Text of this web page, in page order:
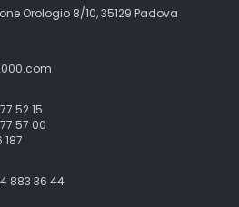
Orologio 8/10, 35129 Padova
52 15
57 00
883 36 44